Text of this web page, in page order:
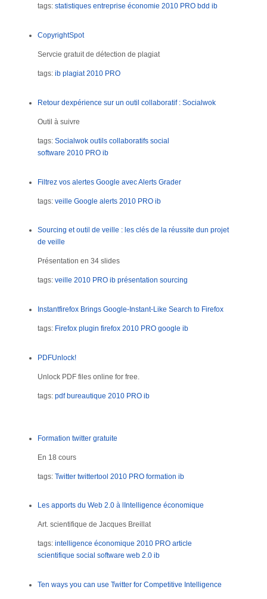
tags: statistiques entreprise économie 2010 PRO bdd ib
CopyrightSpot
Servcie gratuit de détection de plagiat
tags: ib plagiat 2010 PRO
Retour dexpérience sur un outil collaboratif : Socialwok
Outil à suivre
tags: Socialwok outils collaboratifs social
software 2010 PRO ib
Filtrez vos alertes Google avec Alerts Grader
tags: veille Google alerts 2010 PRO ib
Sourcing et outil de veille : les clés de la réussite dun projet
de veille
Présentation en 34 slides
tags: veille 2010 PRO ib présentation sourcing
Instantfirefox Brings Google-Instant-Like Search to Firefox
tags: Firefox plugin firefox 2010 PRO google ib
PDFUnlock!
Unlock PDF files online for free.
tags: pdf bureautique 2010 PRO ib
Formation twitter gratuite
En 18 cours
tags: Twitter twittertool 2010 PRO formation ib
Les apports du Web 2.0 à lIntelligence économique
Art. scientifique de Jacques Breillat
tags: intelligence économique 2010 PRO article
scientifique social software web 2.0 ib
Ten ways you can use Twitter for Competitive Intelligence